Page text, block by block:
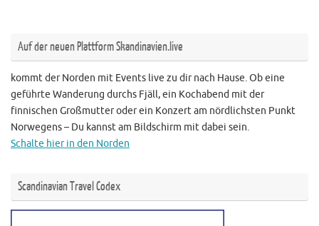
Auf der neuen Plattform Skandinavien.live
kommt der Norden mit Events live zu dir nach Hause. Ob eine
geführte Wanderung durchs Fjäll, ein Kochabend mit der
finnischen Großmutter oder ein Konzert am nördlichsten Punkt
Norwegens – Du kannst am Bildschirm mit dabei sein.
Schalte hier in den Norden
Scandinavian Travel Codex